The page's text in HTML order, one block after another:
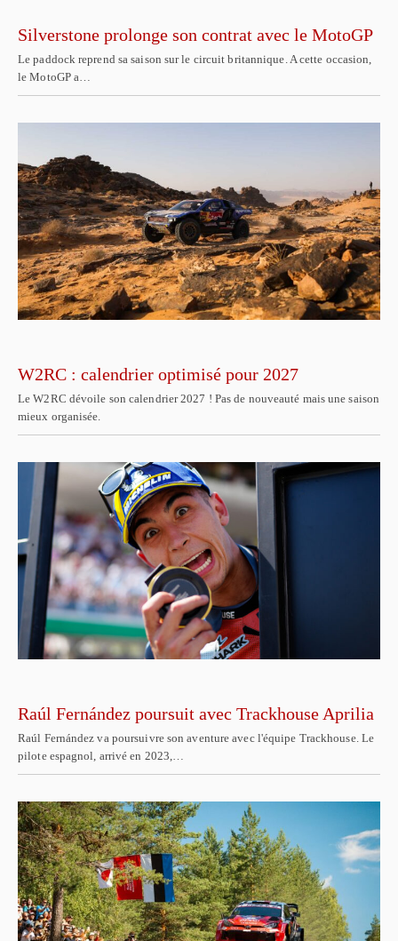
Silverstone prolonge son contrat avec le MotoGP
Le paddock reprend sa saison sur le circuit britannique. A cette occasion,
le MotoGP a…
W2RC : calendrier optimisé pour 2027
Le W2RC dévoile son calendrier 2027 ! Pas de nouveauté mais une saison
mieux organisée.
Raúl Fernández poursuit avec Trackhouse Aprilia
Raúl Fernández va poursuivre son aventure avec l'équipe Trackhouse. Le
pilote espagnol, arrivé en 2023,…